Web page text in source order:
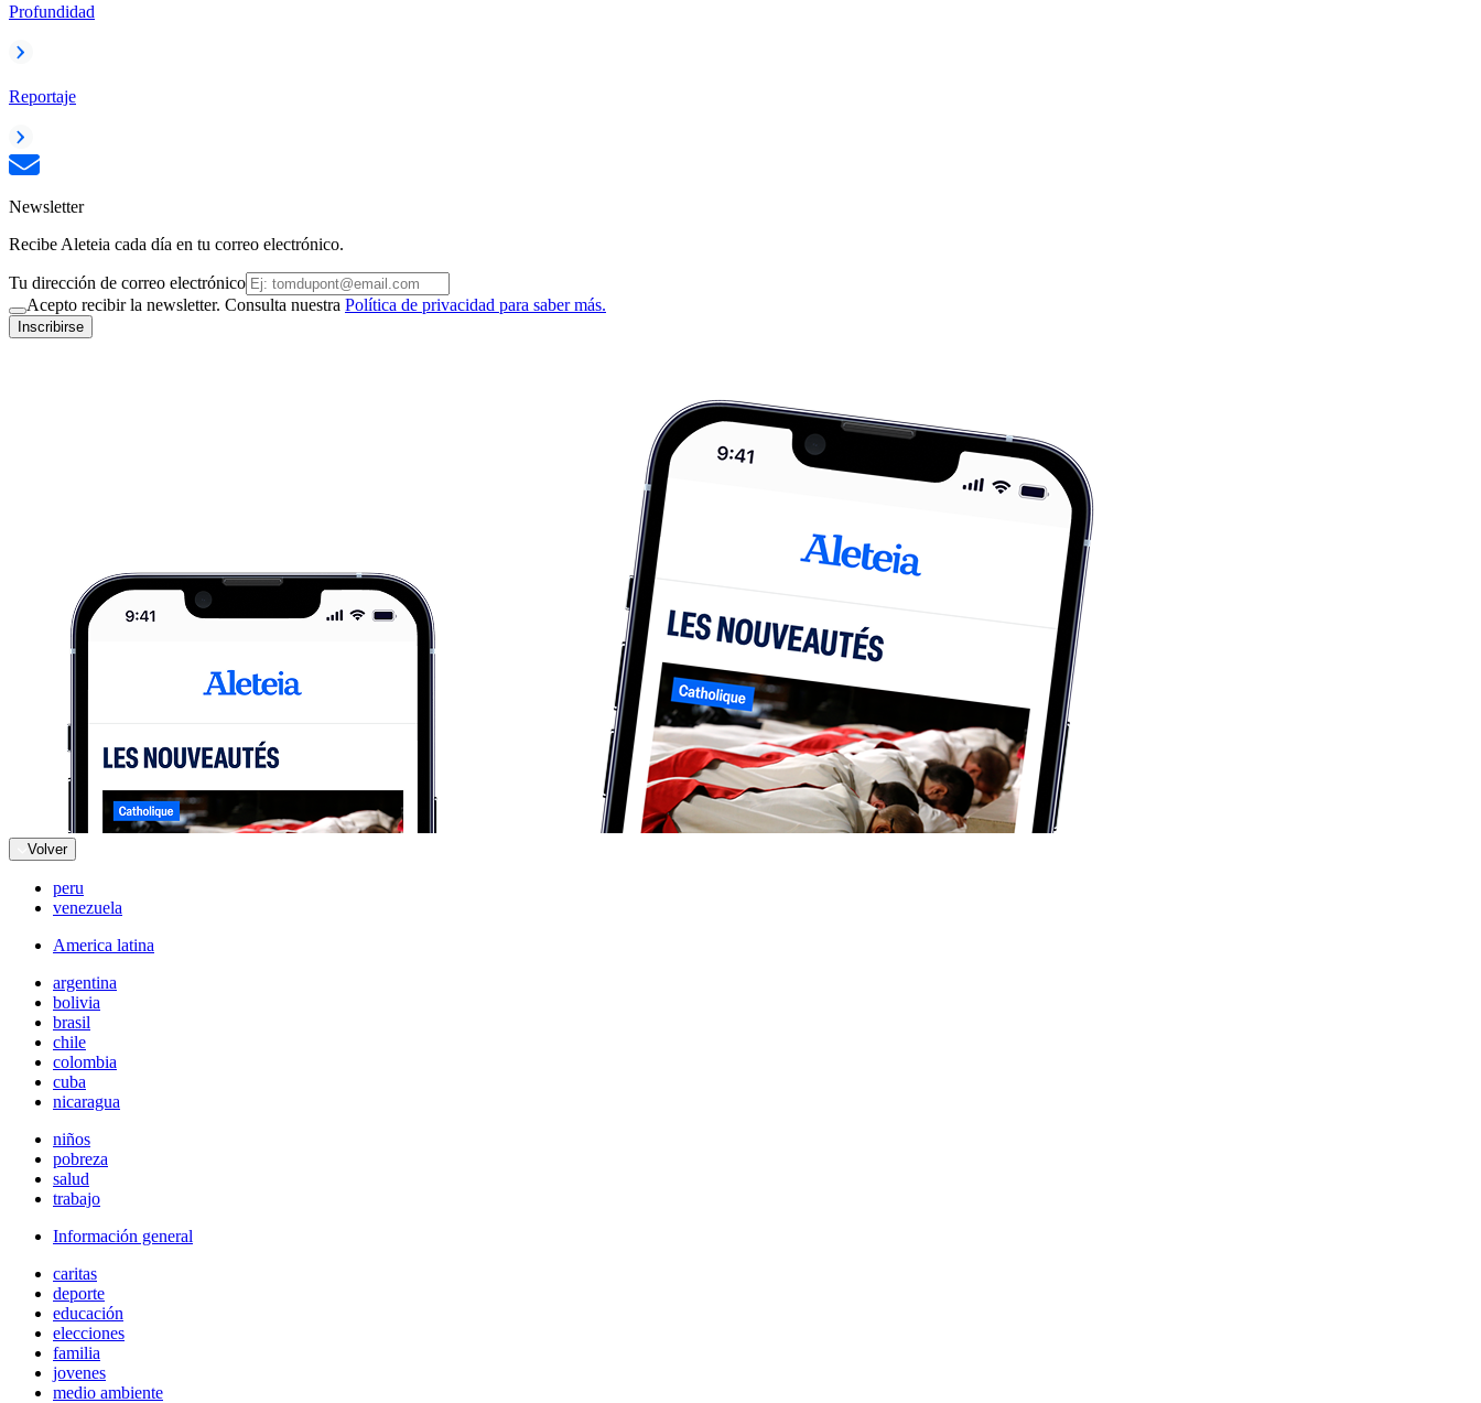
Profundidad
Reportaje
Newsletter
Recibe Aleteia cada día en tu correo electrónico.
Tu dirección de correo electrónico
Acepto recibir la newsletter. Consulta nuestra Política de privacidad para saber más.
Inscribirse
Volver
peru
venezuela
America latina
argentina
bolivia
brasil
chile
colombia
cuba
nicaragua
niños
pobreza
salud
trabajo
Información general
caritas
deporte
educación
elecciones
familia
jovenes
medio ambiente